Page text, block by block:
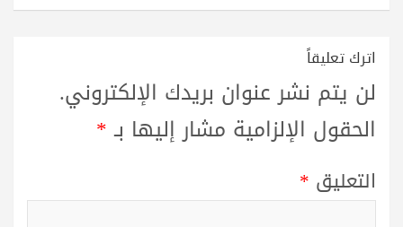
اترك تعليقاً
لن يتم نشر عنوان بريدك الإلكتروني.
الحقول الإلزامية مشار إليها بـ*
التعليق *